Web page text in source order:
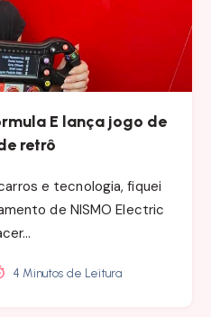
E lança jogo de
retrô
e tecnologia, fiquei
de NISMO Electric
4 Minutos de Leitura